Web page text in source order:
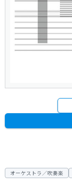
オーケストラ／吹奏楽